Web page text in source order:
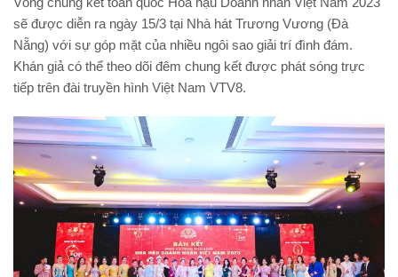
sẽ được diễn ra ngày 15/3 tại Nhà hát Trương Vương (Đà
Nẵng) với sự góp mặt của nhiều ngôi sao giải trí đình đám.
Khán giả có thể theo dõi đêm chung kết được phát sóng trực
tiếp trên đài truyền hình Việt Nam VTV8.